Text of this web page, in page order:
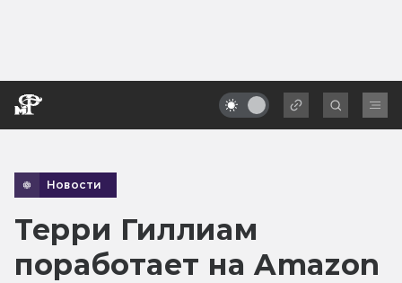
Новости
Терри Гиллиам
поработает на Amazon